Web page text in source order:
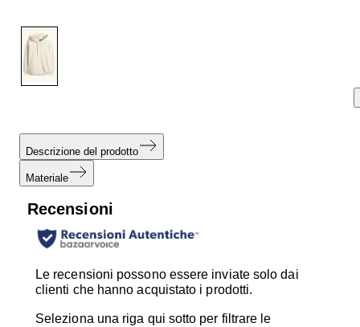
Descrizione del prodotto
Materiale
Recensioni
Le recensioni possono essere inviate solo dai
clienti che hanno acquistato i prodotti.
Seleziona una riga qui sotto per filtrare le